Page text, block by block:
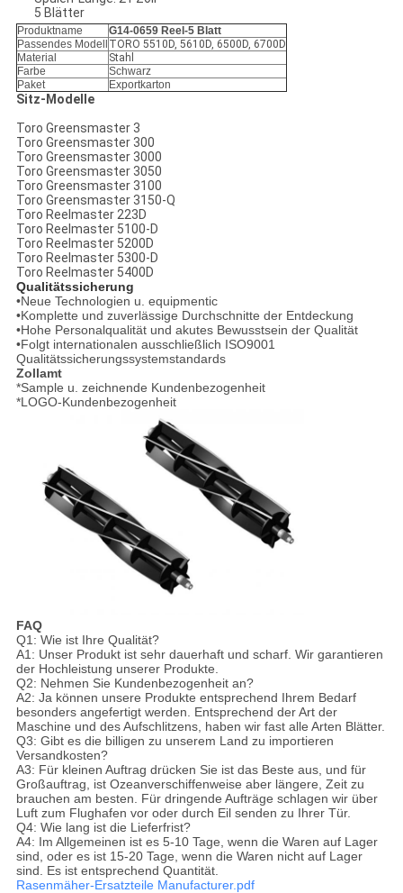
5 Blätter
Produktname
G14-0659 Reel-5 Blatt
Passendes Modell
TORO 5510D, 5610D, 6500D, 6700D
Material
Stahl
Farbe
Schwarz
Paket
Exportkarton
Sitz-Modelle
Toro Greensmaster 3
Toro Greensmaster 300
Toro Greensmaster 3000
Toro Greensmaster 3050
Toro Greensmaster 3100
Toro Greensmaster 3150-Q
Toro Reelmaster 223D
Toro Reelmaster 5100-D
Toro Reelmaster 5200D
Toro Reelmaster 5300-D
Toro Reelmaster 5400D
Qualitätssicherung
•Neue Technologien u. equipmentic
•Komplette und zuverlässige Durchschnitte der Entdeckung
•Hohe Personalqualität und akutes Bewusstsein der Qualität
•Folgt internationalen ausschließlich ISO9001
Qualitätssicherungssystemstandards
Zollamt
*Sample u. zeichnende Kundenbezogenheit
*LOGO-Kundenbezogenheit
FAQ
Q1: Wie ist Ihre Qualität?
A1: Unser Produkt ist sehr dauerhaft und scharf. Wir garantieren
der Hochleistung unserer Produkte.
Q2: Nehmen Sie Kundenbezogenheit an?
A2: Ja können unsere Produkte entsprechend Ihrem Bedarf
besonders angefertigt werden. Entsprechend der Art der
Maschine und des Aufschlitzens, haben wir fast alle Arten Blätter.
Q3: Gibt es die billigen zu unserem Land zu importieren
Versandkosten?
A3: Für kleinen Auftrag drücken Sie ist das Beste aus, und für
Großauftrag, ist Ozeanverschiffenweise aber längere, Zeit zu
brauchen am besten. Für dringende Aufträge schlagen wir über
Luft zum Flughafen vor oder durch Eil senden zu Ihrer Tür.
Q4: Wie lang ist die Lieferfrist?
A4: Im Allgemeinen ist es 5-10 Tage, wenn die Waren auf Lager
sind, oder es ist 15-20 Tage, wenn die Waren nicht auf Lager
sind. Es ist entsprechend Quantität.
Rasenmäher-Ersatzteile Manufacturer.pdf